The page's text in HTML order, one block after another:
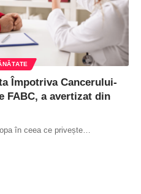
Împotriva Cancerului-
FABC, a avertizat din
în ceea ce privește